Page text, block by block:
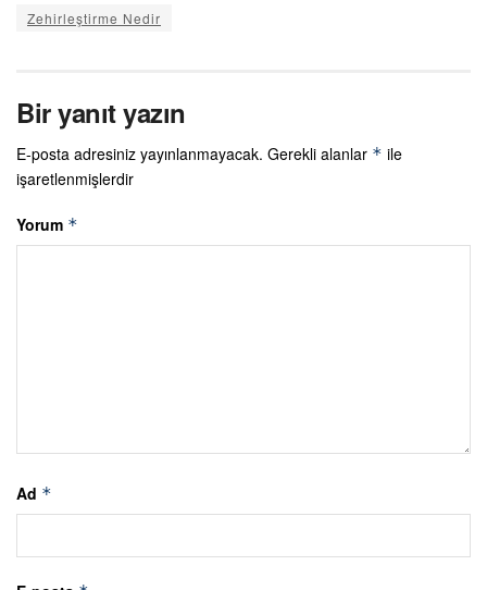
Zehirleştirme Nedir
Bir yanıt yazın
E-posta adresiniz yayınlanmayacak. Gerekli alanlar * ile
işaretlenmişlerdir
Yorum *
Ad *